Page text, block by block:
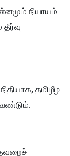
நியாயம்
தமிழீழ